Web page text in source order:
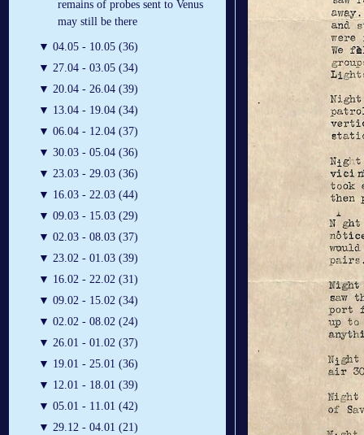
remains of probes sent to Venus
may still be there
▼ 04.05 - 10.05 (36)
▼ 27.04 - 03.05 (34)
▼ 20.04 - 26.04 (39)
▼ 13.04 - 19.04 (34)
▼ 06.04 - 12.04 (37)
▼ 30.03 - 05.04 (36)
▼ 23.03 - 29.03 (36)
▼ 16.03 - 22.03 (44)
▼ 09.03 - 15.03 (29)
▼ 02.03 - 08.03 (37)
▼ 23.02 - 01.03 (39)
▼ 16.02 - 22.02 (31)
▼ 09.02 - 15.02 (34)
▼ 02.02 - 08.02 (24)
▼ 26.01 - 01.02 (37)
▼ 19.01 - 25.01 (36)
▼ 12.01 - 18.01 (39)
▼ 05.01 - 11.01 (42)
▼ 29.12 - 04.01 (21)